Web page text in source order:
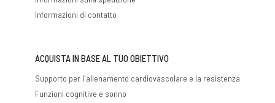
Informazioni di contatto
ACQUISTA IN BASE AL TUO OBIETTIVO
Supporto per l'allenamento cardiovascolare e la resistenza
Funzioni cognitive e sonno